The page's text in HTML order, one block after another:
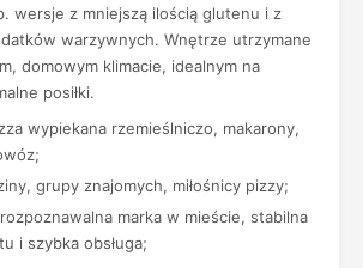
wersje z mniejszą ilością glutenu i z
warzywnych. Wnętrze utrzymane
domowym klimacie, idealnym na
posiłki.
wypiekana rzemieślniczo, makarony,
grupy znajomych, miłośnicy pizzy;
rozpoznawalna marka w mieście, stabilna
i szybka obsługa;